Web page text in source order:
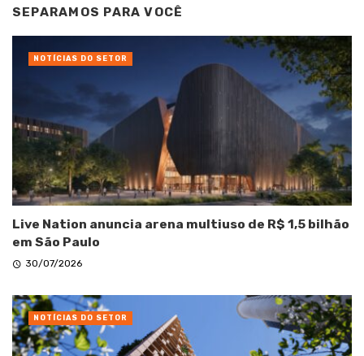
SEPARAMOS PARA VOCÊ
Live Nation anuncia arena multiuso de R$ 1,5 bilhão
em São Paulo
30/07/2026
NOTÍCIAS DO SETOR
NOTÍCIAS DO SETOR